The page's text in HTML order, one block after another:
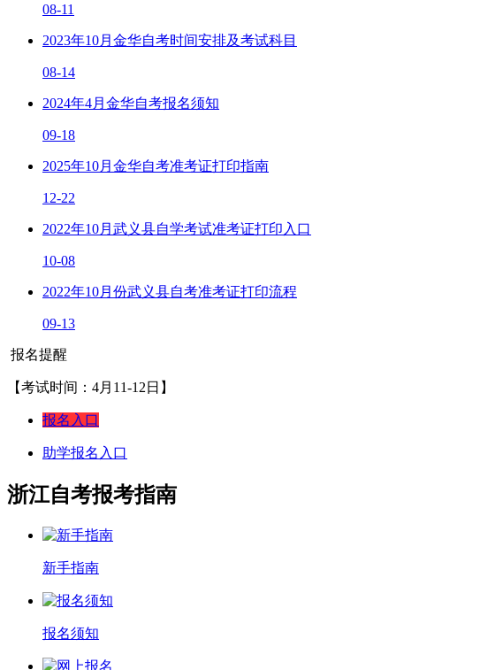
08-11
2023年10月金华自考时间安排及考试科目
08-14
2024年4月金华自考报名须知
09-18
2025年10月金华自考准考证打印指南
12-22
2022年10月武义县自学考试准考证打印入口
10-08
2022年10月份武义县自考准考证打印流程
09-13
报名提醒
【考试时间：4月11-12日】
报名入口
助学报名入口
浙江自考报考指南
新手指南
报名须知